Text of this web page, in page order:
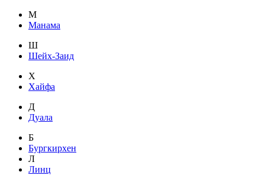
М
Манама
Ш
Шейх-Заид
Х
Хайфа
Д
Дуала
Б
Бургкирхен
Л
Линц